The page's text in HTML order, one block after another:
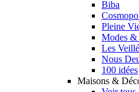
Biba
Pleine
Modes &
Les
Nous
100 idées
Maisons &